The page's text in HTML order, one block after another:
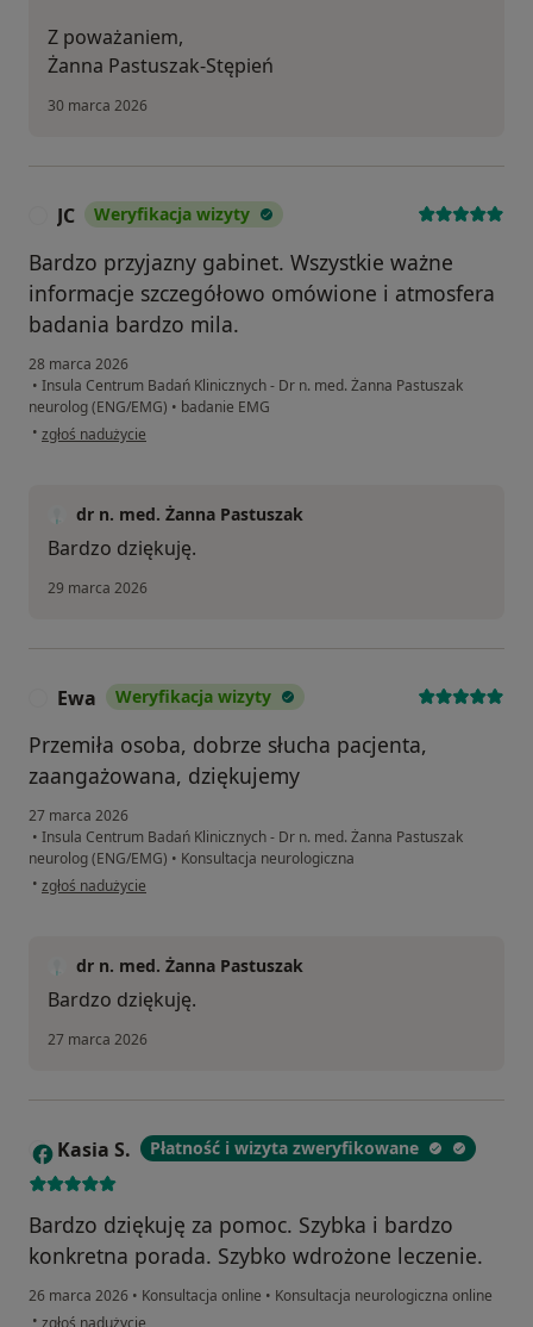
Z poważaniem,
Żanna Pastuszak-Stępień
30 marca 2026
JC Weryfikacja wizyty
Bardzo przyjazny gabinet. Wszystkie ważne
informacje szczegółowo omówione i atmosfera
badania bardzo mila.
28 marca 2026
• Insula Centrum Badań Klinicznych - Dr n. med. Żanna Pastuszak
neurolog (ENG/EMG) • badanie EMG
• w opinii użytkownika JC
zgłoś nadużycie
dr n. med. Żanna Pastuszak
Bardzo dziękuję.
29 marca 2026
Ewa Weryfikacja wizyty
Przemiła osoba, dobrze słucha pacjenta,
zaangażowana, dziękujemy
27 marca 2026
• Insula Centrum Badań Klinicznych - Dr n. med. Żanna Pastuszak
neurolog (ENG/EMG) • Konsultacja neurologiczna
• w opinii użytkownika Ewa
zgłoś nadużycie
dr n. med. Żanna Pastuszak
Bardzo dziękuję.
27 marca 2026
K Kasia S. Płatność i wizyta zweryfikowane
Bardzo dziękuję za pomoc. Szybka i bardzo
konkretna porada. Szybko wdrożone leczenie.
26 marca 2026 • Konsultacja online • Konsultacja neurologiczna online
• w opinii użytkownika Kasia S.
zgłoś nadużycie